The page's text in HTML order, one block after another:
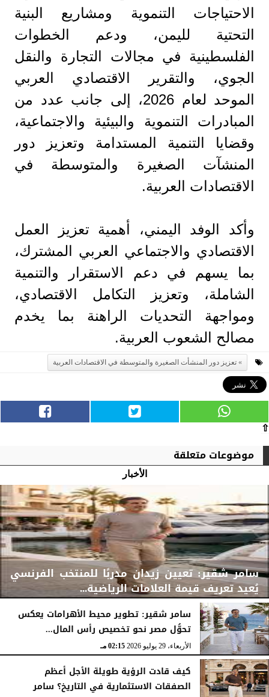
الاحتياجات التنموية ومشاريع البنية
التحتية لليمن، ودعم الخطوات
الفلسطينية في مجالات التجارة والنقل
الجوي، والتقرير الاقتصادي العربي
الموحد لعام 2026، إلى جانب عدد من
المبادرات التنموية والبيئية والاجتماعية،
وقضايا التنمية المستدامة وتعزيز دور
المنشآت الصغيرة والمتوسطة في
الاقتصادات العربية.
وأكد الوفد اليمني، أهمية تعزيز العمل
الاقتصادي والاجتماعي العربي المشترك،
بما يسهم في دعم الاستقرار والتنمية
الشاملة، وتعزيز التكامل الاقتصادي،
ومواجهة التحديات الراهنة بما يخدم
مصالح الشعوب العربية.
تعزيز دور المنشأت الصغيرة والمتوسطة في الاقتصادات العربية
⇧
موضوعات متعلقة
الأخبار
سامر شقير: تعيين زيدان مدربًا للمنتخب الفرنسي
يُعيد تعريف قيمة العلامات الرياضية...
الأربعاء، 29 يوليو 2026 02:25 مـ
سامر شقير: تطوير محيط الأهرامات يعكس
تحوُّل مصر نحو تخصيص رأس المال...
الأربعاء، 29 يوليو 2026 02:15 مـ
كيف قادت الرؤية طويلة الأجل أعظم
الصفقات الاستثمارية في التاريخ؟ سامر